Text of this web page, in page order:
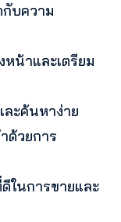
กับความ
หน้าและเตรียม
ละค้นหาง่าย
ด้วยการ
ในการขายและ